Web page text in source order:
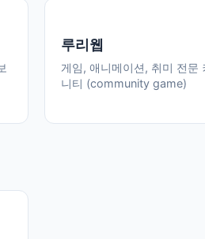
루리웹
게임, 애니메이션, 취미 전문
니티 (community game)